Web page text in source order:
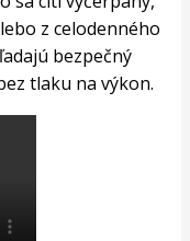
z celodenného
bezpečný
tlaku na výkon.